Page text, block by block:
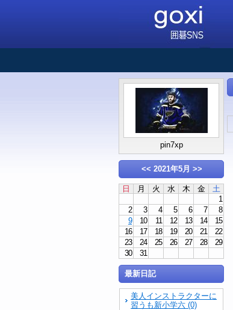
pin7xp
<< 2021年5月 >>
日 月 火 水 木 金
土
1
2
3 4 5 6 7
8
9
10 11 12 13 14
15
16
17 18 19 20 21
22
23
24 25 26 27 28
29
30
31
最新日記
美人インストラクターに
習うも新小学六 (0)